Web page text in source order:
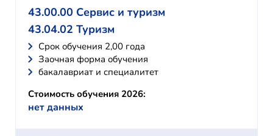
43.00.00 Сервис и туризм
43.04.02 Туризм
Cрок обучения 2,00 года
Заочная форма обучения
бакалавриат и специалитет
Стоимость обучения 2026:
нет данных